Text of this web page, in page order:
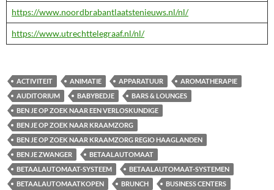
https://www.noordbrabantlaatstenieuws.nl/nl/
https://www.utrechttelegraaf.nl/nl/
ACTIVITEIT ANIMATIE APPARATUUR
AROMATHERAPIE
AUDITORIUM
BABYBEDJE
BARS & LOUNGES
BEN JE OP ZOEK NAAR EEN VERLOSKUNDIGE
BEN JE OP ZOEK NAAR KRAAMZORG
BEN JE OP ZOEK NAAR KRAAMZORG REGIO HAAGLANDEN
BEN JE ZWANGER
BETAALAUTOMAAT
BETAALAUTOMAAT-SYSTEEM
BETAALAUTOMAAT-SYSTEMEN
BETAALAUTOMAATKOPEN
BRUNCH BUSINESS CENTERS